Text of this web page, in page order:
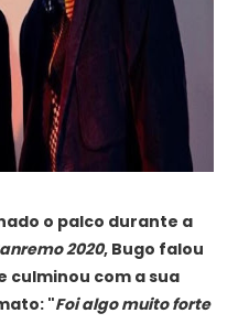
o palco durante a
2020, Bugo falou
culminou com a sua
"Foi algo muito forte